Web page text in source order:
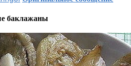
баклажаны